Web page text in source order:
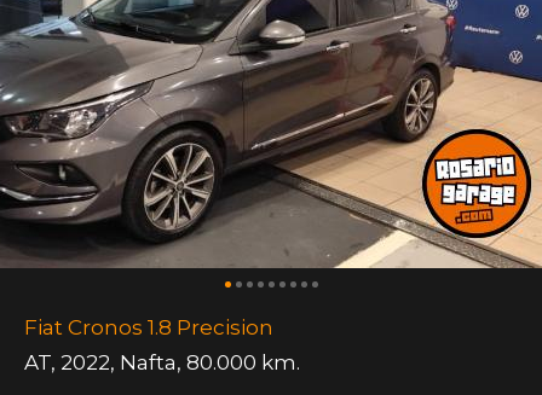
Fiat Cronos 1.8 Precision
AT, 2022, Nafta, 80.000 km.